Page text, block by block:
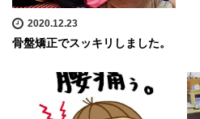
2020.12.23
骨盤矯正でスッキリしました。